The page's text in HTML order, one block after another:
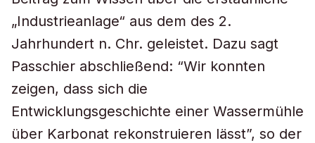
„Industrieanlage“ aus dem des 2.
Jahrhundert n. Chr. geleistet. Dazu sagt
Passchier abschließend: “Wir konnten
zeigen, dass sich die
Entwicklungsgeschichte einer Wassermühle
über Karbonat rekonstruieren lässt”, so der